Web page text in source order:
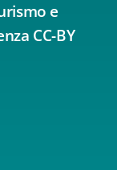
e
CC-BY